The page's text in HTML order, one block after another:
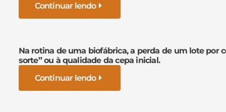
Continuar lendo
Na rotina de uma biofábrica, a perda de um lote por
sorte” ou à qualidade da cepa inicial.
Continuar lendo